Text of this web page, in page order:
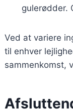
gulerødder.
Ved at variere
til enhver
sammenkomst,